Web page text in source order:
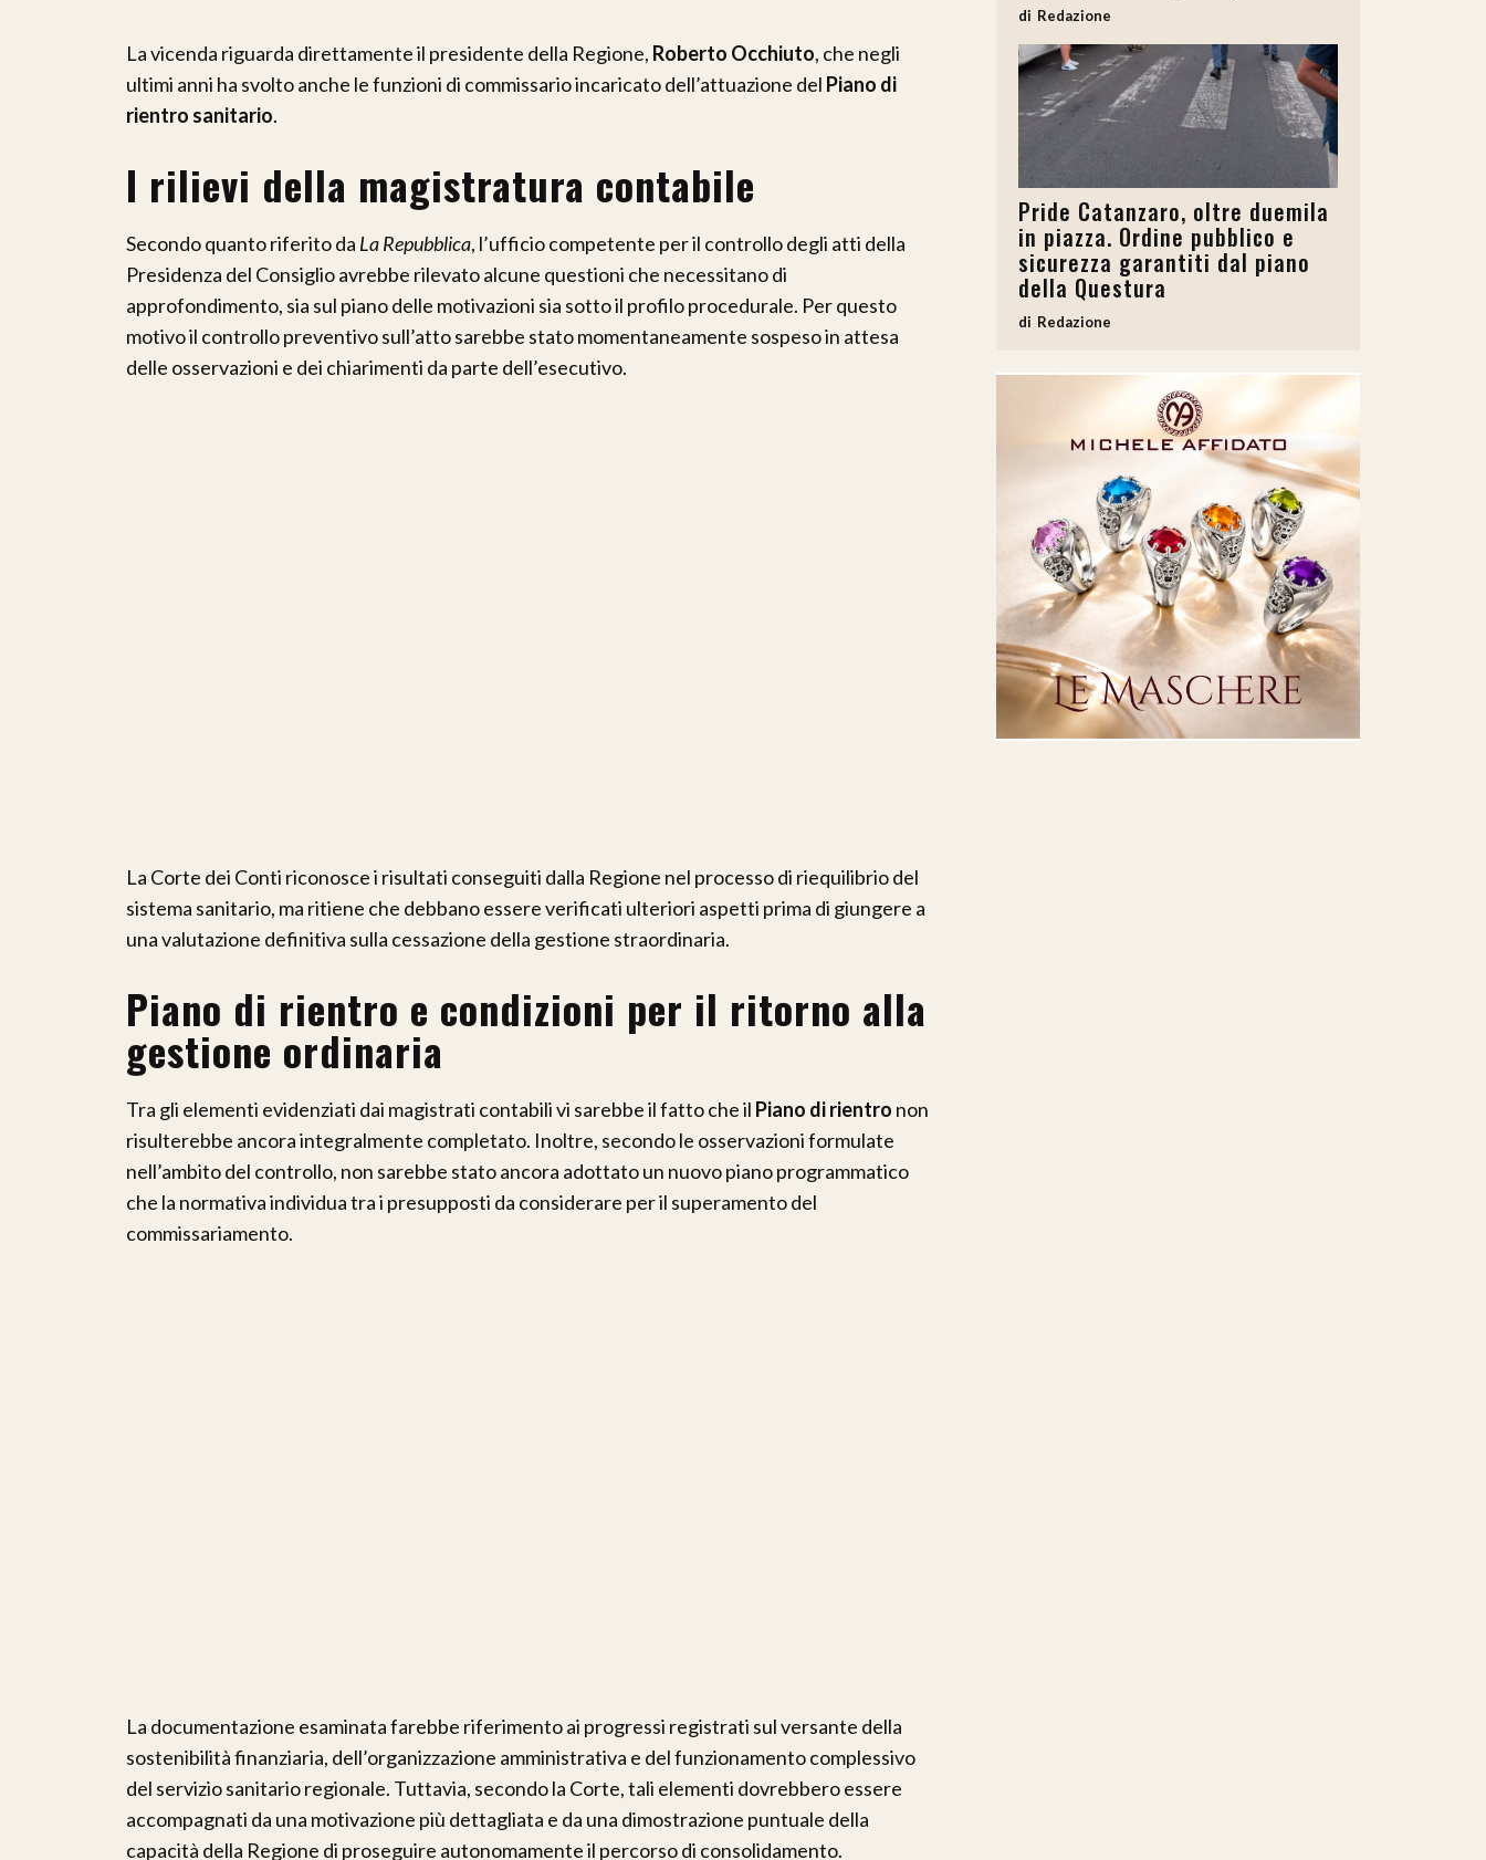
La vicenda riguarda direttamente il presidente della Regione, Roberto Occhiuto, che negli
ultimi anni ha svolto anche le funzioni di commissario incaricato dell’attuazione del Piano di
rientro sanitario.
I rilievi della magistratura contabile
Secondo quanto riferito da La Repubblica, l’ufficio competente per il controllo degli atti della
Presidenza del Consiglio avrebbe rilevato alcune questioni che necessitano di
approfondimento, sia sul piano delle motivazioni sia sotto il profilo procedurale. Per questo
motivo il controllo preventivo sull’atto sarebbe stato momentaneamente sospeso in attesa
delle osservazioni e dei chiarimenti da parte dell’esecutivo.
La Corte dei Conti riconosce i risultati conseguiti dalla Regione nel processo di riequilibrio del
sistema sanitario, ma ritiene che debbano essere verificati ulteriori aspetti prima di giungere a
una valutazione definitiva sulla cessazione della gestione straordinaria.
Piano di rientro e condizioni per il ritorno alla
gestione ordinaria
Tra gli elementi evidenziati dai magistrati contabili vi sarebbe il fatto che il Piano di rientro non
risulterebbe ancora integralmente completato. Inoltre, secondo le osservazioni formulate
nell’ambito del controllo, non sarebbe stato ancora adottato un nuovo piano programmatico
che la normativa individua tra i presupposti da considerare per il superamento del
commissariamento.
La documentazione esaminata farebbe riferimento ai progressi registrati sul versante della
sostenibilità finanziaria, dell’organizzazione amministrativa e del funzionamento complessivo
del servizio sanitario regionale. Tuttavia, secondo la Corte, tali elementi dovrebbero essere
accompagnati da una motivazione più dettagliata e da una dimostrazione puntuale della
capacità della Regione di proseguire autonomamente il percorso di consolidamento.
Redazione
Pride Catanzaro, oltre duemila
in piazza. Ordine pubblico e
sicurezza garantiti dal piano
della Questura
Redazione